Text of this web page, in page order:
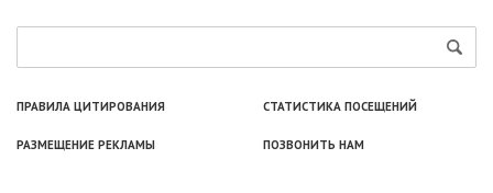
ПРАВИЛА ЦИТИРОВАНИЯ СТАТИСТИКА ПОСЕЩЕНИЙ
РАЗМЕЩЕНИЕ РЕКЛАМЫ ПОЗВОНИТЬ НАМ